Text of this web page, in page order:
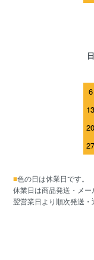
日
6
13
20
27
■色の日は休業日です。
休業日は商品発送・メー
翌営業日より順次発送・